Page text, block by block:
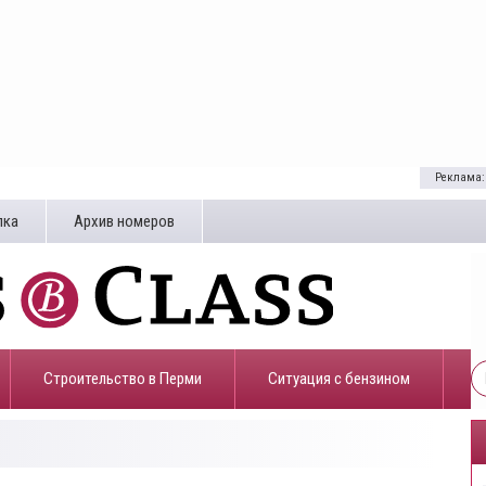
Реклама:
Архив номеров
Строительство в Перми ​Ситуация с бензином